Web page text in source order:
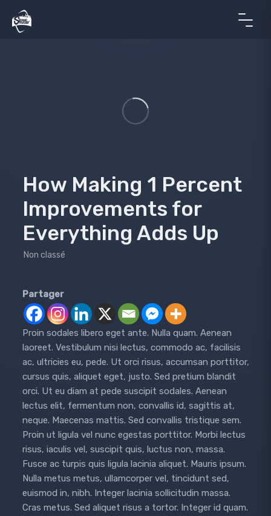
How Making 1 Percent
Improvements for
Everything Adds Up
Non classé
Partager
Proin sodales libero eget ante. Nulla quam. Aenean
laoreet. Vestibulum nisi lectus, commodo ac, facilisis
ac, ultricies eu, pede. Ut orci risus, accumsan porttitor,
cursus quis, aliquet eget, justo. Sed pretium blandit
orci. Ut eu diam at pede suscipit sodales. Aenean
lectus elit, fermentum non, convallis id, sagittis at,
neque. Maecenas mattis. Sed convallis tristique sem.
Proin ut ligula vel nunc egestas porttitor. Morbi lectus
risus, iaculis vel, suscipit quis, luctus non, massa.
Fusce ac turpis quis ligula lacinia aliquet. Mauris ipsum.
Nulla metus metus, ullamcorper vel, tincidunt sed,
euismod in, nibh. Integer lacinia sollicitudin massa.
Cras metus. Sed aliquet risus a tortor. Integer id quam.